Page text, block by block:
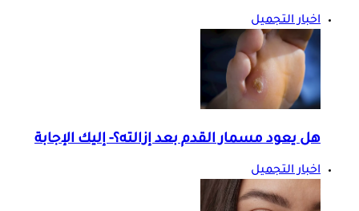
اخبار التجميل
هل يعود مسمار القدم بعد إزالته؟- إليك الإجابة
اخبار التجميل